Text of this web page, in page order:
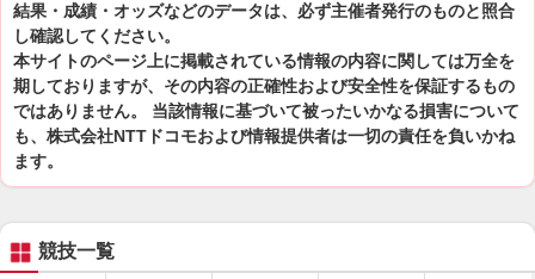
結果・成績・オッズなどのデータは、必ず主催者発行のものと照合
し確認してください。
本サイトのページ上に掲載されている情報の内容に関しては万全を
期しておりますが、その内容の正確性および安全性を保証するもの
ではありません。 当該情報に基づいて被ったいかなる損害について
も、株式会社NTTドコモおよび情報提供者は一切の責任を負いかね
ます。
競技一覧